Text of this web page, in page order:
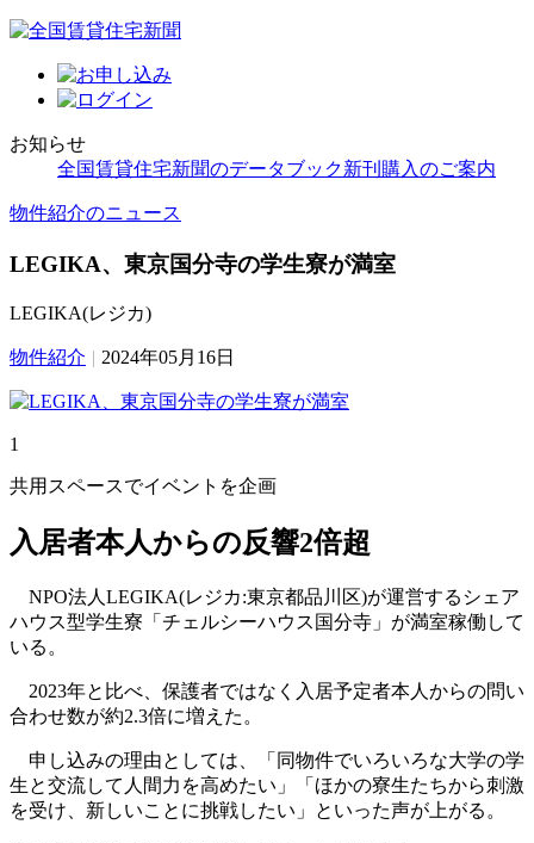
お知らせ
全国賃貸住宅新聞のデータブック新刊購入のご案内
物件紹介のニュース
LEGIKA、東京国分寺の学生寮が満室
LEGIKA(レジカ)
物件紹介 | 2024年05月16日
1
共用スペースでイベントを企画
入居者本人からの反響2倍超
NPO法人LEGIKA(レジカ:東京都品川区)が運営するシェア
ハウス型学生寮「チェルシーハウス国分寺」が満室稼働して
いる。
2023年と比べ、保護者ではなく入居予定者本人からの問い
合わせ数が約2.3倍に増えた。
申し込みの理由としては、「同物件でいろいろな大学の学
生と交流して人間力を高めたい」「ほかの寮生たちから刺激
を受け、新しいことに挑戦したい」といった声が上がる。